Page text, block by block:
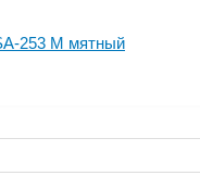
253 M мятный